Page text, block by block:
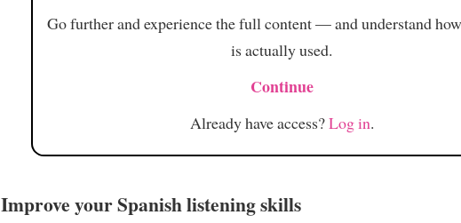
Go further and experience the full content — and understand
is actually used.
Continue
Already have access?Log in.
Improve your Spanish listening skills